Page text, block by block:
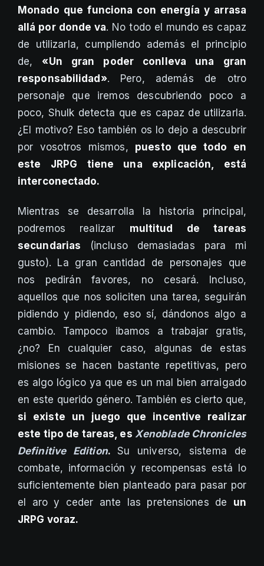
Monado que funciona con energía y arrasa
allá por donde va. No todo el mundo es capaz
de utilizarla, cumpliendo además el principio
de, «Un gran poder conlleva una gran
responsabilidad». Pero, además de otro
personaje que iremos descubriendo poco a
poco, Shulk detecta que es capaz de utilizarla.
¿El motivo? Eso también os lo dejo a descubrir
por vosotros mismos, puesto que todo en
este JRPG tiene una explicación, está
interconectado.
Mientras se desarrolla la historia principal,
podremos realizar multitud de tareas
secundarias (incluso demasiadas para mi
gusto). La gran cantidad de personajes que
nos pedirán favores, no cesará. Incluso,
aquellos que nos soliciten una tarea, seguirán
pidiendo y pidiendo, eso sí, dándonos algo a
cambio. Tampoco ibamos a trabajar gratis,
¿no? En cualquier caso, algunas de estas
misiones se hacen bastante repetitivas, pero
es algo lógico ya que es un mal bien arraigado
en este querido género. También es cierto que,
si existe un juego que incentive realizar
este tipo de tareas, es Xenoblade Chronicles
Definitive Edition. Su universo, sistema de
combate, información y recompensas está lo
suficientemente bien planteado para pasar por
el aro y ceder ante las pretensiones de un
JRPG voraz.